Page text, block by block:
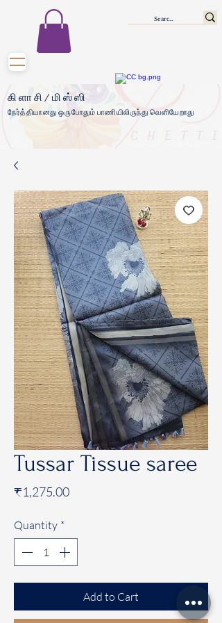
கிளாசி/மிஸ்ஸி
நேர்த்தியானது ஒருபோதும் பாணியிலிருந்து வெளியேறாது
Tussar Tissue saree
₹1,275.00Price
Quantity *
Add to Cart